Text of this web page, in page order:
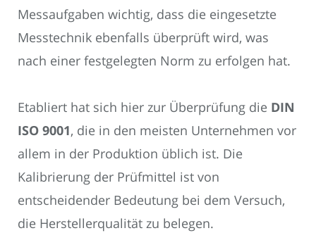
Messaufgaben wichtig, dass die eingesetzte
Messtechnik ebenfalls überprüft wird, was
nach einer festgelegten Norm zu erfolgen hat.
Etabliert hat sich hier zur Überprüfung die DIN
ISO 9001, die in den meisten Unternehmen vor
allem in der Produktion üblich ist. Die
Kalibrierung der Prüfmittel ist von
entscheidender Bedeutung bei dem Versuch,
die Herstellerqualität zu belegen.